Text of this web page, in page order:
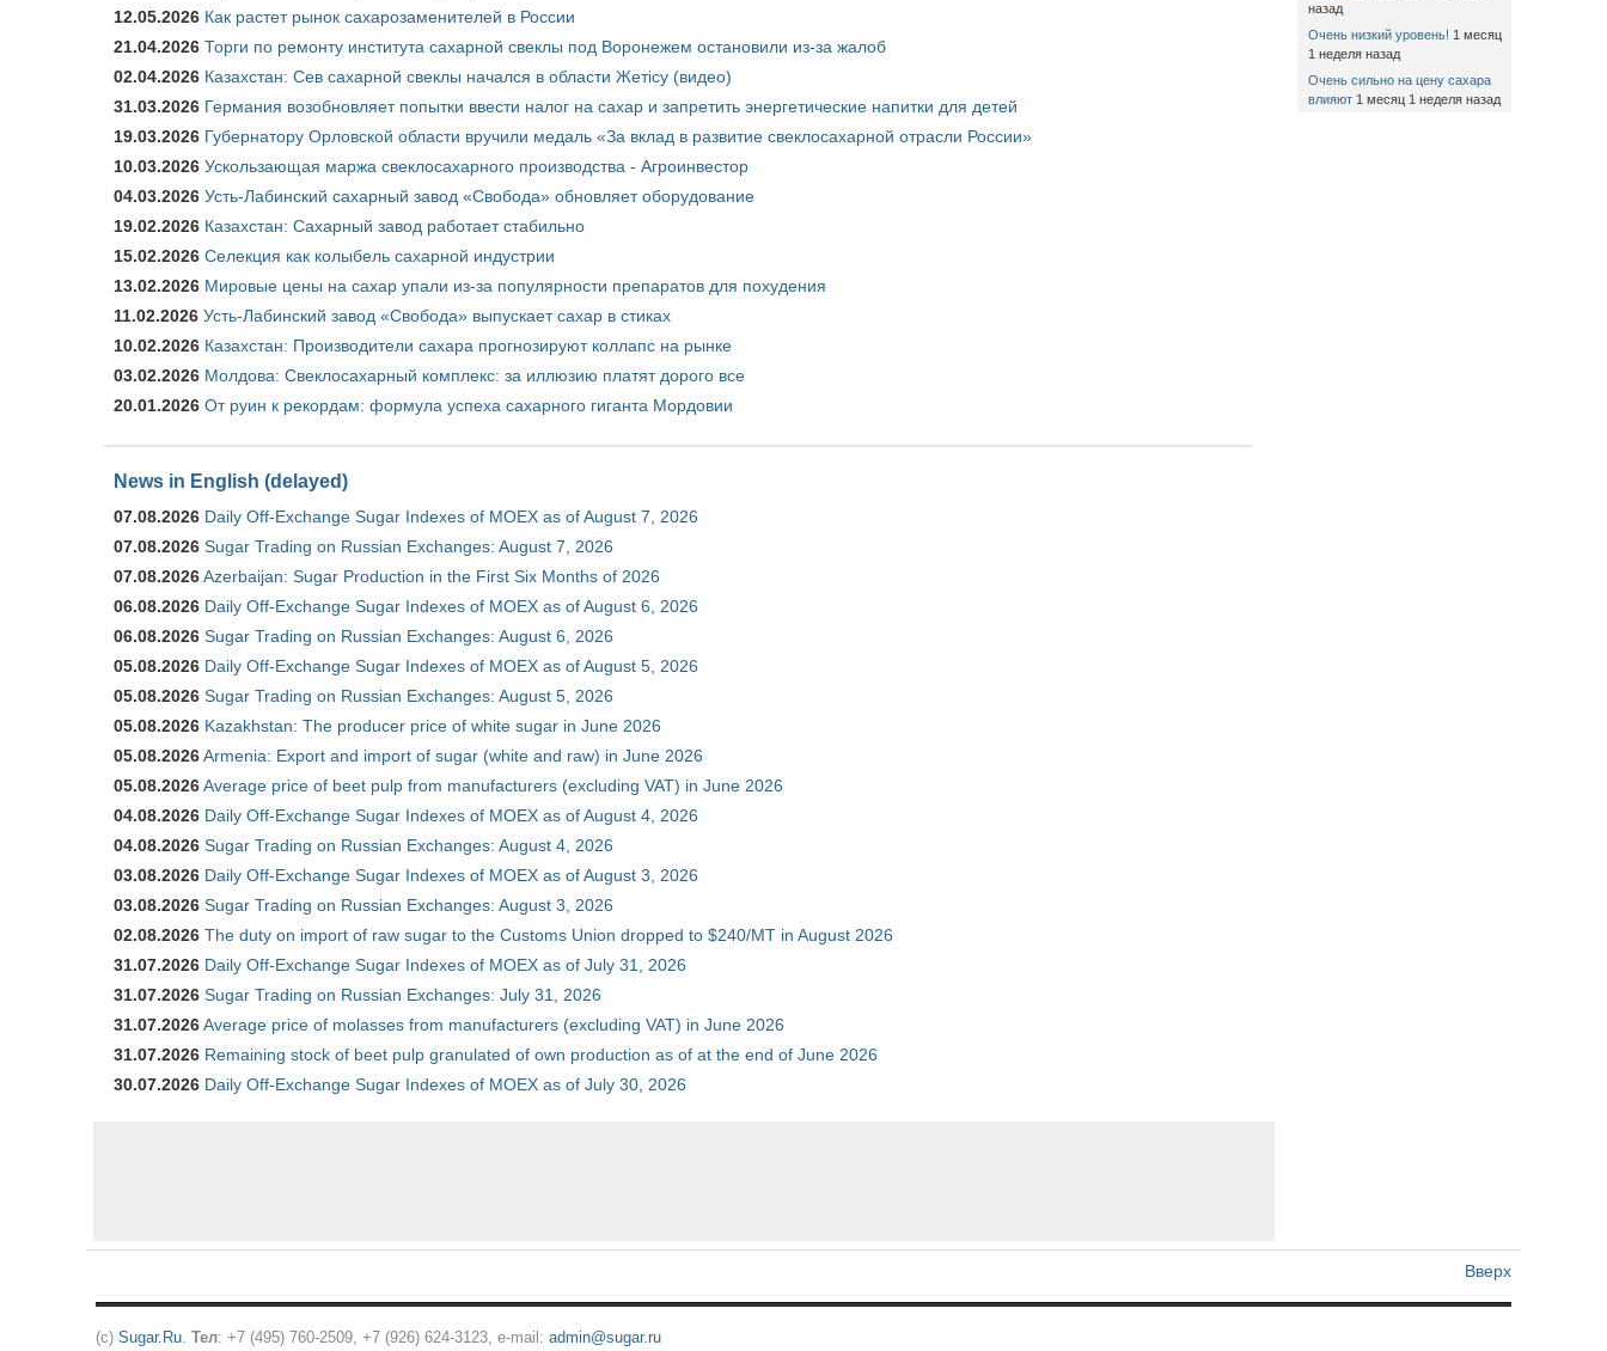
12.05.2026 Как растет рынок сахарозаменителей в России
21.04.2026 Торги по ремонту института сахарной свеклы под Воронежем остановили из-за жалоб
02.04.2026 Казахстан: Сев сахарной свеклы начался в области Жетісу (видео)
31.03.2026 Германия возобновляет попытки ввести налог на сахар и запретить энергетические напитки для детей
19.03.2026 Губернатору Орловской области вручили медаль «За вклад в развитие свеклосахарной отрасли России»
10.03.2026 Ускользающая маржа свеклосахарного производства - Агроинвестор
04.03.2026 Усть-Лабинский сахарный завод «Свобода» обновляет оборудование
19.02.2026 Казахстан: Сахарный завод работает стабильно
15.02.2026 Селекция как колыбель сахарной индустрии
13.02.2026 Мировые цены на сахар упали из-за популярности препаратов для похудения
11.02.2026 Усть-Лабинский завод «Свобода» выпускает сахар в стиках
10.02.2026 Казахстан: Производители сахара прогнозируют коллапс на рынке
03.02.2026 Молдова: Свеклосахарный комплекс: за иллюзию платят дорого все
20.01.2026 От руин к рекордам: формула успеха сахарного гиганта Мордовии
News in English (delayed)
07.08.2026 Daily Off-Exchange Sugar Indexes of MOEX as of August 7, 2026
07.08.2026 Sugar Trading on Russian Exchanges: August 7, 2026
07.08.2026Azerbaijan: Sugar Production in the First Six Months of 2026
06.08.2026 Daily Off-Exchange Sugar Indexes of MOEX as of August 6, 2026
06.08.2026 Sugar Trading on Russian Exchanges: August 6, 2026
05.08.2026 Daily Off-Exchange Sugar Indexes of MOEX as of August 5, 2026
05.08.2026 Sugar Trading on Russian Exchanges: August 5, 2026
05.08.2026 Kazakhstan: The producer price of white sugar in June 2026
05.08.2026Armenia: Export and import of sugar (white and raw) in June 2026
05.08.2026Average price of beet pulp from manufacturers (excluding VAT) in June 2026
04.08.2026 Daily Off-Exchange Sugar Indexes of MOEX as of August 4, 2026
04.08.2026 Sugar Trading on Russian Exchanges: August 4, 2026
03.08.2026 Daily Off-Exchange Sugar Indexes of MOEX as of August 3, 2026
03.08.2026 Sugar Trading on Russian Exchanges: August 3, 2026
02.08.2026 The duty on import of raw sugar to the Customs Union dropped to $240/MT in August 2026
31.07.2026 Daily Off-Exchange Sugar Indexes of MOEX as of July 31, 2026
31.07.2026 Sugar Trading on Russian Exchanges: July 31, 2026
31.07.2026Average price of molasses from manufacturers (excluding VAT) in June 2026
31.07.2026 Remaining stock of beet pulp granulated of own production as of at the end of June 2026
30.07.2026 Daily Off-Exchange Sugar Indexes of MOEX as of July 30, 2026
назад
Очень низкий уровень! 1 месяц
1 неделя назад
Очень сильно на цену сахара
влияют 1 месяц 1 неделя назад
Вверх
(c) Sugar.Ru. Тел: +7 (495) 760-2509, +7 (926) 624-3123, e-mail: admin@sugar.ru